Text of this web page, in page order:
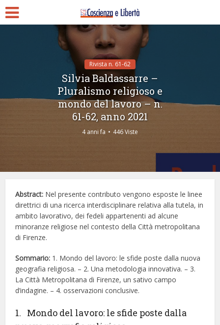
Rivista n. 61-62
Silvia Baldassarre –
Pluralismo religioso e
mondo del lavoro – n.
61-62, anno 2021
4 anni fa 446 Viste
Abstract: Nel presente contributo vengono esposte le linee
direttrici di una ricerca interdisciplinare relativa alla tutela, in
ambito lavorativo, dei fedeli appartenenti ad alcune
minoranze religiose nel contesto della Città metropolitana
di Firenze.
Sommario: 1. Mondo del lavoro: le sfide poste dalla nuova
geografia religiosa. – 2. Una metodologia innovativa. – 3.
La Città Metropolitana di Firenze, un sativo campo
d’indagine. – 4. osservazioni conclusive.
1. Mondo del lavoro: le sfide poste dalla